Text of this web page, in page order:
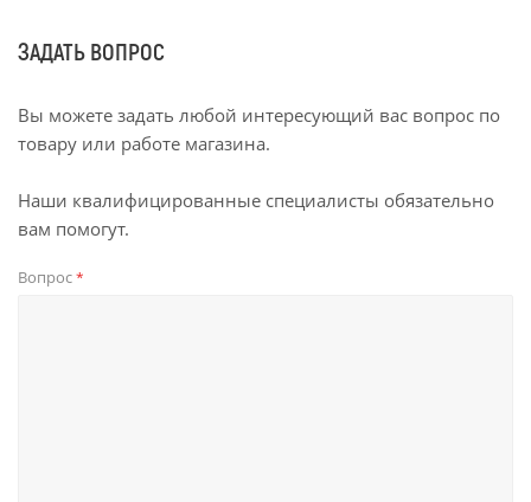
ЗАДАТЬ ВОПРОС
Вы можете задать любой интересующий вас вопрос по
товару или работе магазина.
Наши квалифицированные специалисты обязательно
вам помогут.
Вопрос*